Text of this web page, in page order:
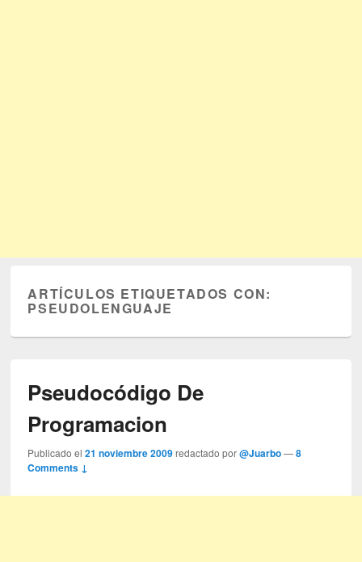
ARTÍCULOS ETIQUETADOS CON:
PSEUDOLENGUAJE
Pseudocódigo De
Programacion
Publicado el21 noviembre 2009 redactado por@Juarbo —8
Comments ↓